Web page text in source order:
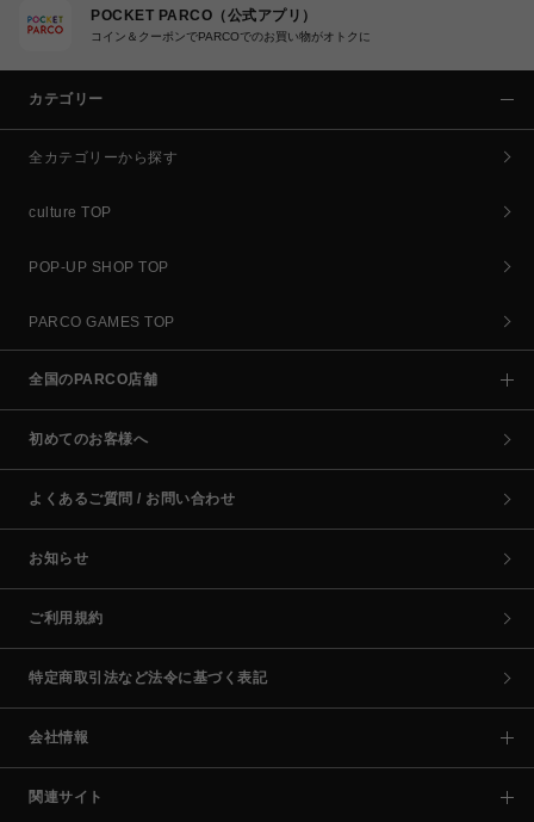
POCKET PARCO（公式アプリ）
コイン＆クーポンでPARCOでのお買い物がオトクに
カテゴリー
全カテゴリーから探す
culture TOP
POP-UP SHOP TOP
PARCO GAMES TOP
全国のPARCO店舗
初めてのお客様へ
よくあるご質問 / お問い合わせ
お知らせ
ご利用規約
特定商取引法など法令に基づく表記
会社情報
関連サイト